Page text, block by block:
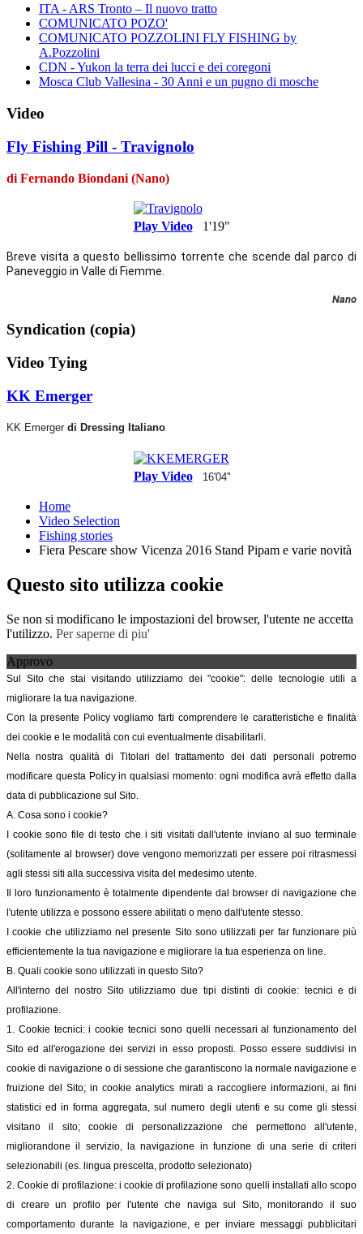
ITA - ARS Tronto – Il nuovo tratto
COMUNICATO POZO'
COMUNICATO POZZOLINI FLY FISHING by
A.Pozzolini
CDN - Yukon la terra dei lucci e dei coregoni
Mosca Club Vallesina - 30 Anni e un pugno di mosche
Video
Fly Fishing Pill - Travignolo
di Fernando Biondani (Nano)
Play Video 1'19"
Breve visita a questo bellissimo torrente che scende dal parco di
Paneveggio in Valle di Fiemme.
Nano
Syndication (copia)
Video Tying
KK Emerger
KK Emerger di Dressing Italiano
Play Video 16'04''
Home
Video Selection
Fishing stories
Fiera Pescare show Vicenza 2016 Stand Pipam e varie novità
Questo sito utilizza cookie
Se non si modificano le impostazioni del browser, l'utente ne accetta
l'utilizzo. Per saperne di piu'
Approvo
Sul Sito che stai visitando utilizziamo dei "cookie": delle tecnologie utili a
migliorare la tua navigazione.
Con la presente Policy vogliamo farti comprendere le caratteristiche e finalità
dei cookie e le modalità con cui eventualmente disabilitarli.
Nella nostra qualità di Titolari del trattamento dei dati personali potremo
modificare questa Policy in qualsiasi momento: ogni modifica avrà effetto dalla
data di pubblicazione sul Sito.
A. Cosa sono i cookie?
I cookie sono file di testo che i siti visitati dall'utente inviano al suo terminale
(solitamente al browser) dove vengono memorizzati per essere poi ritrasmessi
agli stessi siti alla successiva visita del medesimo utente.
Il loro funzionamento è totalmente dipendente dal browser di navigazione che
l'utente utilizza e possono essere abilitati o meno dall'utente stesso.
I cookie che utilizziamo nel presente Sito sono utilizzati per far funzionare più
efficientemente la tua navigazione e migliorare la tua esperienza on line.
B. Quali cookie sono utilizzati in questo Sito?
All'interno del nostro Sito utilizziamo due tipi distinti di cookie: tecnici e di
profilazione.
1. Cookie tecnici: i cookie tecnici sono quelli necessari al funzionamento del
Sito ed all'erogazione dei servizi in esso proposti. Posso essere suddivisi in
cookie di navigazione o di sessione che garantiscono la normale navigazione e
fruizione del Sito; in cookie analytics mirati a raccogliere informazioni, ai fini
statistici ed in forma aggregata, sul numero degli utenti e su come gli stessi
visitano il sito; cookie di personalizzazione che permettono all'utente,
migliorandone il servizio, la navigazione in funzione di una serie di criteri
selezionabili (es. lingua prescelta, prodotto selezionato)
2. Cookie di profilazione: i cookie di profilazione sono quelli installati allo scopo
di creare un profilo per l'utente che naviga sul Sito, monitorando il suo
comportamento durante la navigazione, e per inviare messaggi pubblicitari